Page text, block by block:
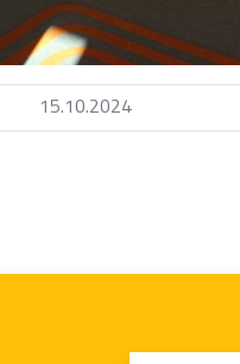
15.10.2024